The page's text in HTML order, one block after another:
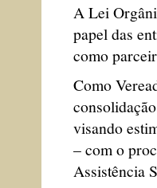
A Lei
papel das
como
Como
visando
– com o
Assistência